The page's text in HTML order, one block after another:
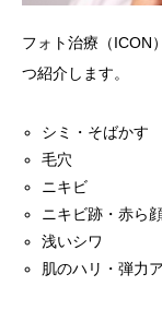
フォト治療（ICON
つ紹介します。
シミ・そばかす
毛穴
ニキビ
ニキビ跡・赤ら
浅いシワ
肌のハリ・弾力